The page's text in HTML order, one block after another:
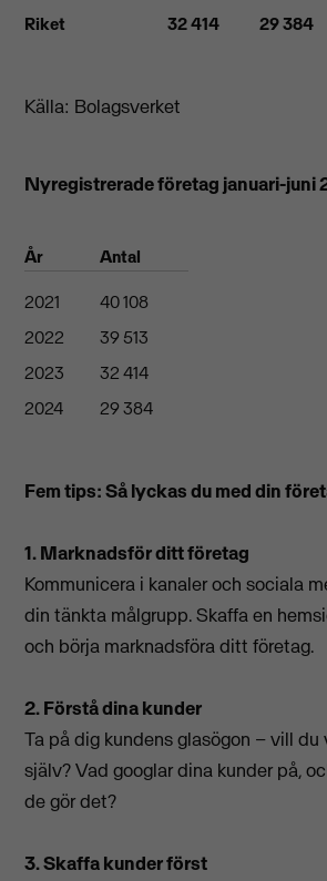
Riket
32 414 29 384
Källa: Bolagsverket
Nyregistrerade företag januari-juni
År Antal
2021
40 108
2022
39 513
2023
32 414
2024
29 384
Fem tips: Så lyckas du med din
1.Marknadsför ditt företag
Kommunicera i kanaler och sociala
din tänkta målgrupp. Skaffa en
och börja marknadsföra ditt företag.
2. Förstå dina kunder
Ta på dig kundens glasögon – vill du
själv? Vad googlar dina kunder på,
de gör det?
3. Skaffa kunder först